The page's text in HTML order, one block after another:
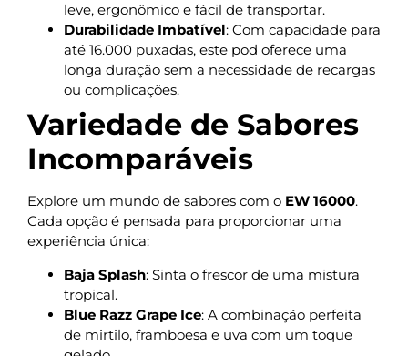
leve, ergonômico e fácil de transportar.
Durabilidade Imbatível: Com capacidade para
até 16.000 puxadas, este pod oferece uma
longa duração sem a necessidade de recargas
ou complicações.
Variedade de Sabores
Incomparáveis
Explore um mundo de sabores com o EW 16000.
Cada opção é pensada para proporcionar uma
experiência única:
Baja Splash: Sinta o frescor de uma mistura
tropical.
Blue Razz Grape Ice: A combinação perfeita
de mirtilo, framboesa e uva com um toque